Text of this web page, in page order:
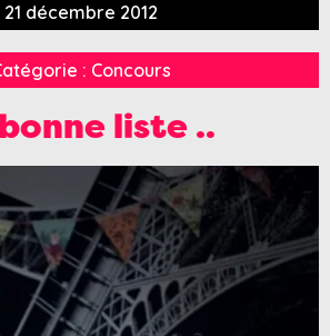
21 décembre 2012
: Concours
liste ..